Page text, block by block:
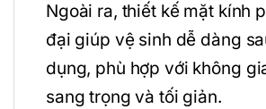
Ngoài ra, thiết kế mặt kính
đại giúp vệ sinh dễ dàng
dụng, phù hợp với không
sang trọng và tối giản.